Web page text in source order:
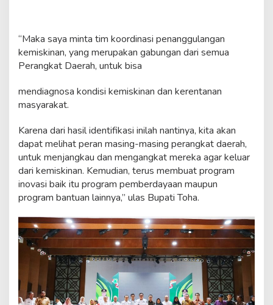
“Maka saya minta tim koordinasi penanggulangan
kemiskinan, yang merupakan gabungan dari semua
Perangkat Daerah, untuk bisa
mendiagnosa kondisi kemiskinan dan kerentanan
masyarakat.
Karena dari hasil identifikasi inilah nantinya, kita akan
dapat melihat peran masing-masing perangkat daerah,
untuk menjangkau dan mengangkat mereka agar keluar
dari kemiskinan. Kemudian, terus membuat program
inovasi baik itu program pemberdayaan maupun
program bantuan lainnya,” ulas Bupati Toha.